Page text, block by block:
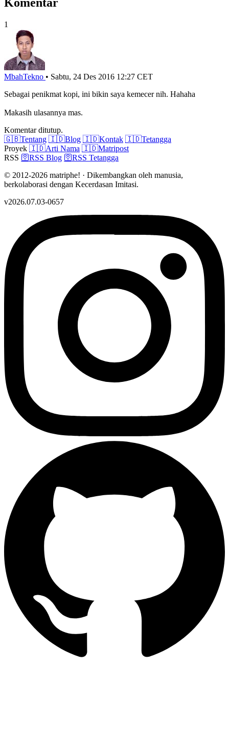
1
MbahTekno • Sabtu, 24 Des 2016 12:27 CET
Sebagai penikmat kopi, ini bikin saya kemecer nih. Hahaha
Makasih ulasannya mas.
Komentar ditutup.
🇬🇧Tentang 🇮🇩Blog 🇮🇩Kontak 🇮🇩Tetangga
Proyek 🇮🇩Arti Nama 🇮🇩Matripost
RSS 🛜RSS Blog 🛜RSS Tetangga
© 2012-2026 matriphe! · Dikembangkan oleh manusia,
berkolaborasi dengan Kecerdasan Imitasi.
v2026.07.03-0657